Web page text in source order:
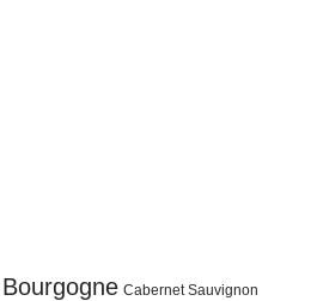
Bourgogne Cabernet Sauvignon